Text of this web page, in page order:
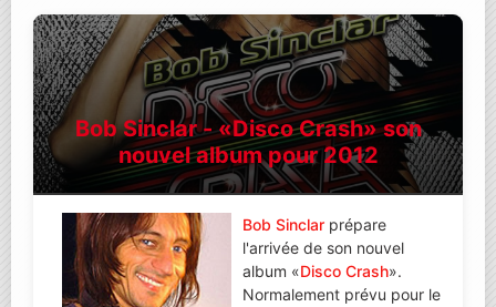
Bob Sinclar - «Disco Crash» son
nouvel album pour 2012
Bob Sinclar prépare
l'arrivée de son nouvel
album «Disco Crash».
Normalement prévu pour le